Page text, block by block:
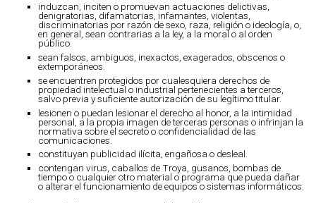
induzcan, inciten o promuevan actuaciones delictivas,
denigratorias, difamatorias, infamantes, violentas,
discriminatorias por razón de sexo, raza, religión o ideología, o,
en general, sean contrarias a la ley, a la moral o al orden
público.
sean falsos, ambiguos, inexactos, exagerados, obscenos o
extemporáneos.
se encuentren protegidos por cualesquiera derechos de
propiedad intelectual o industrial pertenecientes a terceros,
salvo previa y suficiente autorización de su legítimo titular.
lesionen o puedan lesionar el derecho al honor, a la intimidad
personal, a la propia imagen de terceras personas o infrinjan la
normativa sobre el secreto o confidencialidad de las
comunicaciones.
constituyan publicidad ilícita, engañosa o desleal.
contengan virus, caballos de Troya, gusanos, bombas de
tiempo o cualquier otro material o programa que pueda dañar
o alterar el funcionamiento de equipos o sistemas informáticos.